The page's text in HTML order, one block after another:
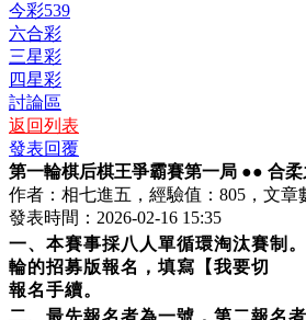
今彩539
六合彩
三星彩
四星彩
討論區
返回列表
發表回覆
第一輪棋后棋王爭霸賽第一局 ●● 合
作者：相七進五，經驗值：805，文章
發表時間：2026-02-16 15:35
一、本賽事採八人單循環淘汰賽制。
輪的招募版報名，填寫【我要
報名手續。
二、最先報名者為一號，第二報名